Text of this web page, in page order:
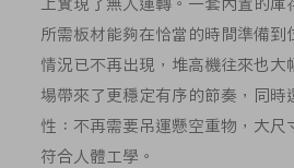
上實現了無人運轉。一套內置的庫
所需板材能夠在恰當的時間準備到
情況已不再出現，堆高機往來也
場帶來了更穩定有序的節奏，同時
性：不再需要吊運懸空重物，大尺
符合人體工學。